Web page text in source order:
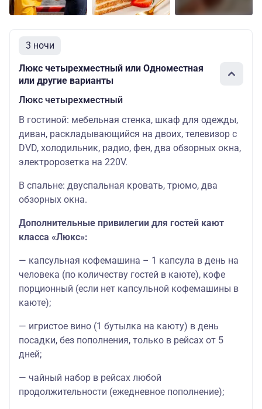
3 ночи
Люкс четырехместный или Одноместная
или другие варианты
Люкс четырехместный
В гостиной: мебельная стенка, шкаф для одежды,
диван, раскладывающийся на двоих, телевизор с
DVD, холодильник, радио, фен, два обзорных окна,
электророзетка на 220V.
В спальне: двуспальная кровать, трюмо, два
обзорных окна.
Дополнительные привилегии для гостей кают
класса «Люкс»:
— капсульная кофемашина – 1 капсула в день на
человека (по количеству гостей в каюте), кофе
порционный (если нет капсульной кофемашины в
каюте);
— игристое вино (1 бутылка на каюту) в день
посадки, без пополнения, только в рейсах от 5
дней;
— чайный набор в рейсах любой
продолжительности (ежедневное пополнение);